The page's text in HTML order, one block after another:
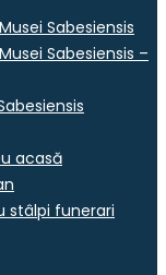
Sabesiensis
Sabesiensis –
acasă
stâlpi funerari